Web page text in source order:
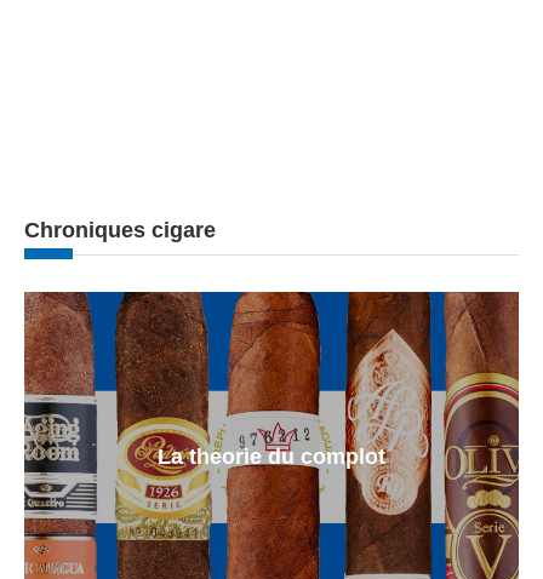
Chroniques cigare
La theorie du complot